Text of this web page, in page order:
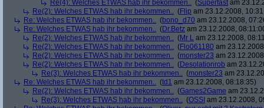
Re(4): Welches ETWAS hab ihr bekommen.. (Superfast am
Re(2): Welches ETWAS hab ihr bekommen.. (Flip am 23.12.2008,
Re: Welches ETWAS hab ihr bekommen.. (bono_d70 am 23.12.2008,
Re: Welches ETWAS hab ihr bekommen.. (Dr.Betz am 23.12.2008,
Re(2): Welches ETWAS hab ihr bekommen.. (Mr L am 23.12.2008,
Re(2): Welches ETWAS hab ihr bekommen.. (Flo061180 am
Re(2): Welches ETWAS hab ihr bekommen.. (monster23 am
Re(2): Welches ETWAS hab ihr bekommen.. (Desolationrob am
Re(3): Welches ETWAS hab ihr bekommen.. (monster23 am
Re: Welches ETWAS hab ihr bekommen.. (td1 am 23.12.2008, 08:18:35)
Re(2): Welches ETWAS hab ihr bekommen.. (Games2Game am
Re(3): Welches ETWAS hab ihr bekommen.. (OSSI am 23.12.2008,